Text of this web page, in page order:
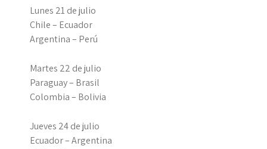
Lunes 21 de julio
Chile – Ecuador
Argentina – Perú
Martes 22 de julio
Paraguay – Brasil
Colombia – Bolivia
Jueves 24 de julio
Ecuador – Argentina